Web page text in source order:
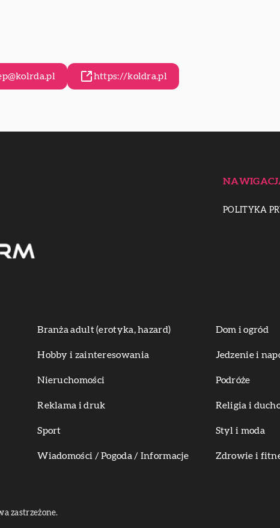
https://koldra.pl
POLITYKA
Branża adult (erotyka, hazard) Dom i ogród
Hobby i zainteresowania Jedzenie i
Nieruchomości Podróże
Reklama i druk Religia i
Sport Styl i moda
Wiadomości / Pogoda / Informacje Zdrowie i
zastrzeżone.